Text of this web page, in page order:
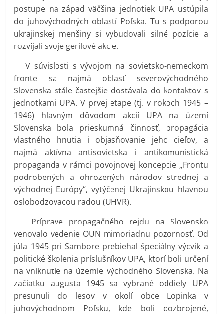
postupe na západ väčšina jednotiek UPA ustúpila
do juhovýchodných oblastí Poľska. Tu s podporou
ukrajinskej menšiny si vybudovali silné pozície a
rozvíjali svoje gerilové akcie.
V súvislosti s vývojom na sovietsko-nemeckom
fronte sa najmä oblasť severovýchodného
Slovenska stále častejšie dostávala do kontaktov s
jednotkami UPA. V prvej etape (tj. v rokoch 1945 –
1946) hlavným dôvodom akcií UPA na území
Slovenska bola prieskumná činnosť, propagácia
vlastného hnutia i objasňovanie jeho cieľov, a
najmä aktívna antisovietska i antikomunistická
propaganda v rámci povojnovej koncepcie „Frontu
podrobených a ohrozených národov strednej a
východnej Európy“, vytýčenej Ukrajinskou hlavnou
oslobodzovacou radou (UHVR).
Príprave propagačného rejdu na Slovensko
venovalo vedenie OUN mimoriadnu pozornosť. Od
júla 1945 pri Sambore prebiehal špeciálny výcvik a
politické školenia príslušníkov UPA, ktorí boli určení
na vniknutie na územie východného Slovenska. Na
začiatku augusta 1945 sa vybrané oddiely UPA
presunuli do lesov v okolí obce Lopinka v
juhovýchodnom Poľsku, kde boli dozbrojené,